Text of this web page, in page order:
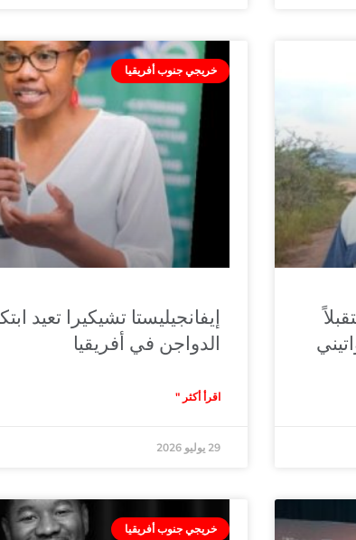
خريجي جنوب أفريقيا
إيفانجيليستا تشيكيرا تعيد
الدواجن في أفريقيا
اقرأ أكثر "
29 يوليو 2026
خريجي جنوب أفريقيا